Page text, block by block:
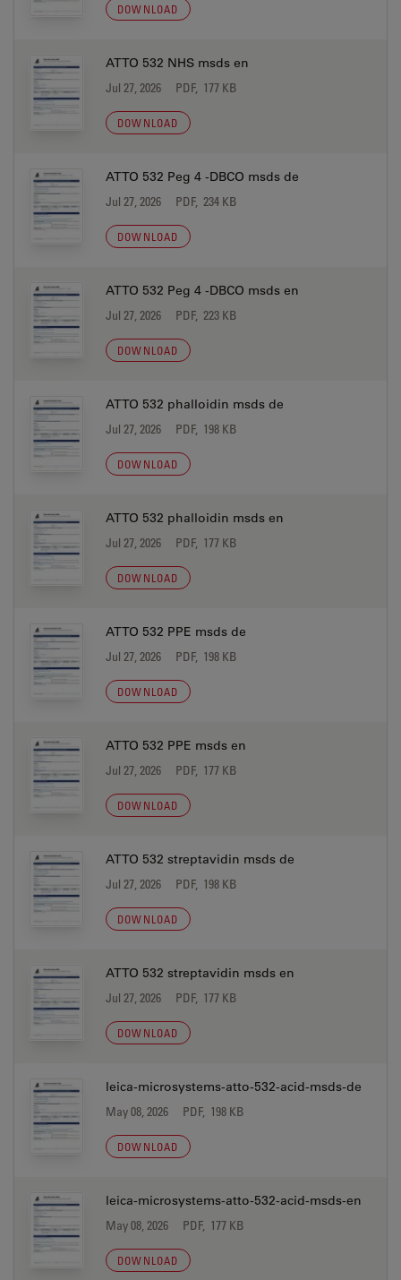
DOWNLOAD
ATTO 532 NHS msds en
Jul 27, 2026 PDF, 177 KB
DOWNLOAD
ATTO 532 Peg 4 -DBCO msds de
Jul 27, 2026 PDF, 234 KB
DOWNLOAD
ATTO 532 Peg 4 -DBCO msds en
Jul 27, 2026 PDF, 223 KB
DOWNLOAD
ATTO 532 phalloidin msds de
Jul 27, 2026 PDF, 198 KB
DOWNLOAD
ATTO 532 phalloidin msds en
Jul 27, 2026 PDF, 177 KB
DOWNLOAD
ATTO 532 PPE msds de
Jul 27, 2026 PDF, 198 KB
DOWNLOAD
ATTO 532 PPE msds en
Jul 27, 2026 PDF, 177 KB
DOWNLOAD
ATTO 532 streptavidin msds de
Jul 27, 2026 PDF, 198 KB
DOWNLOAD
ATTO 532 streptavidin msds en
Jul 27, 2026 PDF, 177 KB
DOWNLOAD
leica-microsystems-atto-532-acid-msds-de
May 08, 2026 PDF, 198 KB
DOWNLOAD
leica-microsystems-atto-532-acid-msds-en
May 08, 2026 PDF, 177 KB
DOWNLOAD